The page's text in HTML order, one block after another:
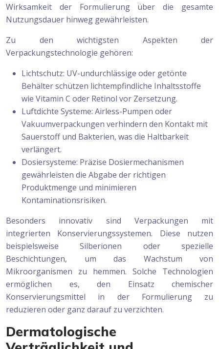
Wirksamkeit der Formulierung über die gesamte
Nutzungsdauer hinweg gewährleisten.
Zu den wichtigsten Aspekten der
Verpackungstechnologie gehören:
Lichtschutz: UV-undurchlässige oder getönte
Behälter schützen lichtempfindliche Inhaltsstoffe
wie Vitamin C oder Retinol vor Zersetzung.
Luftdichte Systeme: Airless-Pumpen oder
Vakuumverpackungen verhindern den Kontakt mit
Sauerstoff und Bakterien, was die Haltbarkeit
verlängert.
Dosiersysteme: Präzise Dosiermechanismen
gewährleisten die Abgabe der richtigen
Produktmenge und minimieren
Kontaminationsrisiken.
Besonders innovativ sind Verpackungen mit
integrierten Konservierungssystemen. Diese nutzen
beispielsweise Silberionen oder spezielle
Beschichtungen, um das Wachstum von
Mikroorganismen zu hemmen. Solche Technologien
ermöglichen es, den Einsatz chemischer
Konservierungsmittel in der Formulierung zu
reduzieren oder ganz darauf zu verzichten.
Dermatologische